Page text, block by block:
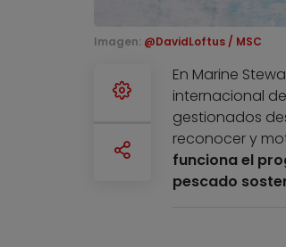
Imagen: @DavidLoftus / MSC
En Marine
internacional
gestionados
reconocer y
funciona el
pescado